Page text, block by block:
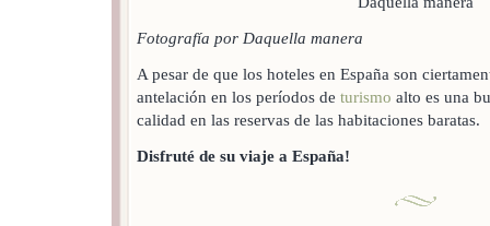
Fotografía por Daquella manera
A pesar de que los hoteles en España son
antelación en los períodos de turismo alto es una
calidad en las reservas de las habitaciones baratas.
Disfruté de su viaje a España!